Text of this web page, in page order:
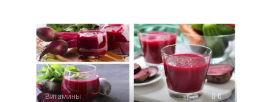
Витамины 0